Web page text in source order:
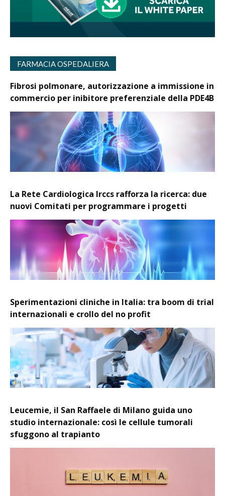
FARMACIA OSPEDALIERA
Fibrosi polmonare, autorizzazione a immissione in
commercio per inibitore preferenziale della PDE4B
La Rete Cardiologica Irccs rafforza la ricerca: due
nuovi Comitati per programmare i progetti
Sperimentazioni cliniche in Italia: tra boom di trial
internazionali e crollo del no profit
Leucemie, il San Raffaele di Milano guida uno
studio internazionale: così le cellule tumorali
sfuggono al trapianto